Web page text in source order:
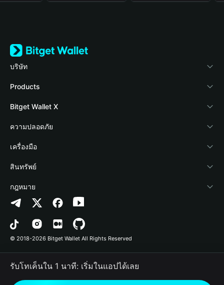
บริษัท
เกี่ยวกับ Bitget Wallet
Blog
Academy
ข่าวสารด้านคริปโต
ศูนย์ช่วยเหลือ
ติดต่อเรา
ทรัพยากรข้อมูลของแบรนด์
อาชีพ
Products
Crypto Card
Stablecoin Earn
Payfi Crypto
Crypto Swap API
Altcoin Season Index
Prediction Markets
DApp
RWA
Bitget Wallet X
นักพัฒนา
เชื่อมต่อ Wallet
Bitget Wallet Pay
ลิสต์โปรเจกต์
ความปลอดภัย
Protection Fund
เทคโนโลยีความปลอดภัย
เครื่องมือ
ซื้อคริปโต
การตรวจจับการอนุญาต
การตรวจจับสัญญา
การโอนเป็นชุด
สินทรัพย์
Arbitrum
Avalanche
Bitcoin
Polygon
กฎหมาย
นโยบายความเป็นส่วนตัว
ข้อตกลงในการใช้บริการ
© 2018-2026 Bitget Wallet All Rights Reserved
รับโทเค็นใน 1 นาที: เริ่มในแอปได้เลย